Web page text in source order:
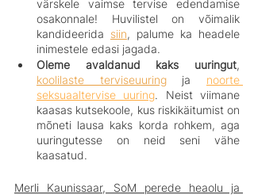
värskele vaimse tervise edendamise
osakonnale! Huvilistel on võimalik
kandideerida siin, palume ka headele
inimestele edasi jagada.
Oleme avaldanud kaks uuringut
koolilaste terviseuuring ja noorte
seksuaaltervise uuring. Neist viimane
kaasas kutsekoole, kus riskikäitumist on
mõneti lausa kaks korda rohkem, aga
uuringutesse on neid seni vähe
kaasatud.
Merli Kaunissaar, SoM perede heaolu ja